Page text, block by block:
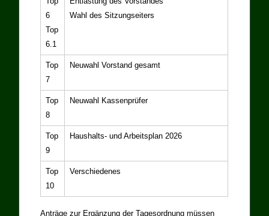
6
Top
6.1
Wahl des Sitzungseiters
Top
7
Neuwahl Vorstand gesamt
Top
8
Neuwahl Kassenprüfer
Top
9
Haushalts- und Arbeitsplan 2026
Top
10
Verschiedenes
Anträge zur Ergänzung der Tagesordnung müssen